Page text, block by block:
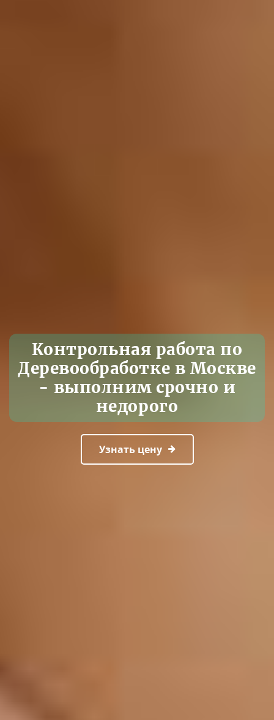
Контрольная работа по
Деревообработке в Москве
- выполним срочно и
недорого
Узнать цену